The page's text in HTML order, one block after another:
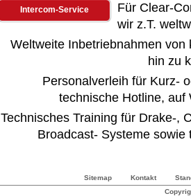
Intercom-Service
Für Clear-
wir z.T.
Weltweite Inbetriebnahmen
hin zu
Personalverleih für Kurz-
technische Hotline, auf
Technisches Training für Drake-,
Broadcast- Systeme
Sitemap Kontakt